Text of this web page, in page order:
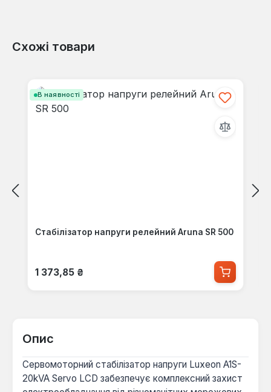
Схожі товари
В наявності
Стабілізатор напруги релейний Aruna SR 500
Звичайна ціна:
1 373,85 ₴
Опис
Сервомоторний стабілізатор напруги Luxeon A1S-
20kVA Servo LCD забезпечує комплексний захист